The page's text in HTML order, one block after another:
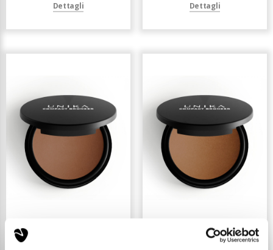
Dettagli Dettagli
TERRA COMPATTA -
TERRA COMPATTA -
COL.02